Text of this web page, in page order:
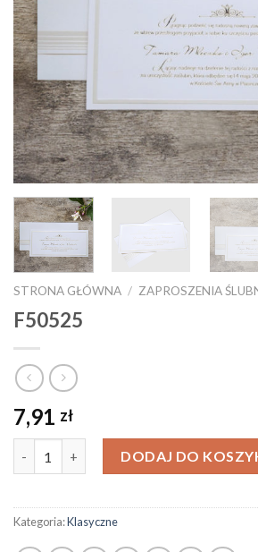
STRONA GŁÓWNA / ZAPROSZENIA
F50525
7,91 zł
DODAJ DO
Kategoria:Klasyczne